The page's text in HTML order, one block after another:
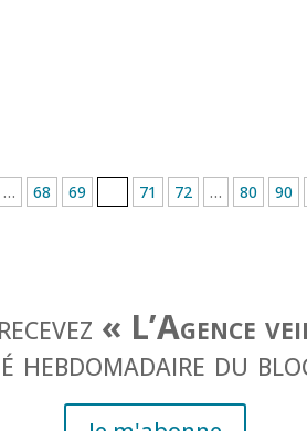
… 68 69 71 72 … 80 90
« L’Agence
hebdomadaire du